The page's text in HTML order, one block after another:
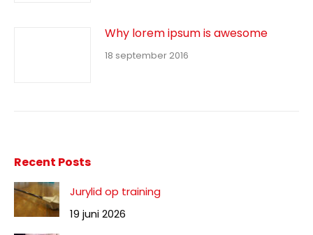
Why lorem ipsum is awesome
18 september 2016
Recent Posts
Jurylid op training
19 juni 2026